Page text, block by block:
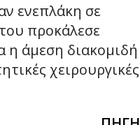
ενεπλάκη σε
προκάλεσε
η άμεση διακομιδή
χειρουργικές